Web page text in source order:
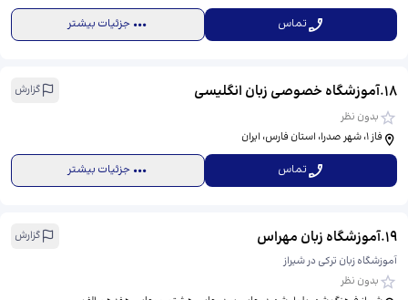
تماس جزئیات بیشتر
18
.آموزشگاه خصوصی زبان انگلیسی
گزارش
بدون نظر
فاز ۱، شهر صدرا، استان فارس، ایران
تماس جزئیات بیشتر
19
.آموزشگاه زبان مهراس
گزارش
آموزشگاه زبان ترکی در شیراز
بدون نظر